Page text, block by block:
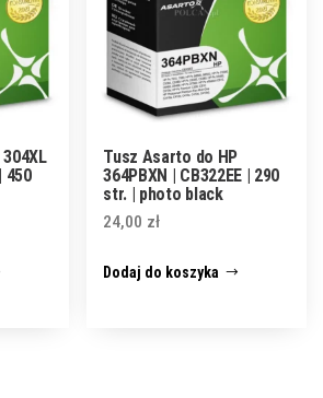
450
Tusz Asarto do HP
364PBXN | CB322EE | 290
str. | photo black
24,00 zł
Dodaj do koszyka